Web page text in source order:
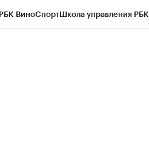
РБК ВиноСпортШкола управления РБК